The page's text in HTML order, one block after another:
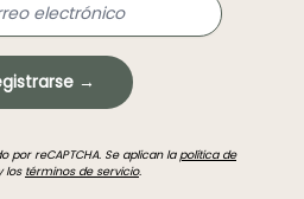
→
por reCAPTCHA. Se aplican lapolítica de
los términos de servicio.